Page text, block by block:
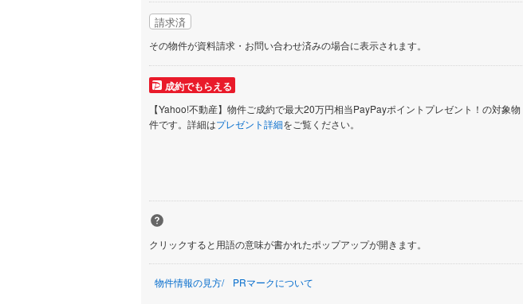
請求済
その物件が資料請求・お問い合わせ済みの場合に表示されます。
成約でもらえる
【Yahoo!不動産】物件ご成約で最大20万円相当PayPayポイントプレゼント！の対象物
件です。詳細はプレゼント詳細をご覧ください。
クリックすると用語の意味が書かれたポップアップが開きます。
物件情報の見方 PRマークについて